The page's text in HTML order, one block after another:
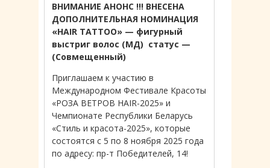
ВНИМАНИЕ АНОНС !!! ВНЕСЕНА
ДОПОЛНИТЕЛЬНАЯ НОМИНАЦИЯ
«HAIR TATTOO» — фигурный
выстриг волос (МД) статус —
(Совмещенный)
Приглашаем к участию в
Международном Фестивале Красоты
«РОЗА ВЕТРОВ HAIR-2025» и
Чемпионате Республики Беларусь
«Стиль и красота-2025», которые
состоятся с 5 по 8 ноября 2025 года
по адресу: пр-т Победителей, 14!